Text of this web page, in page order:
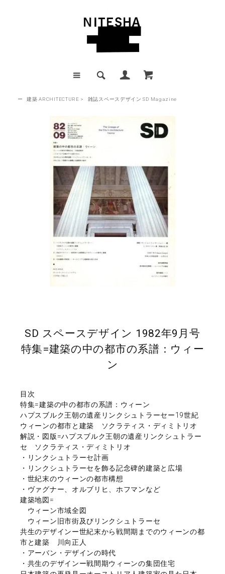
ー 建築 ARCHITECTURE > 雑誌スペースデザイン SD Magazine
SD スペースデザイン 1982年9月号
特集=建築の中の都市の系譜：ウィー
ン
目次
特集=建築の中の都市の系譜：ウィーン
ハプスブルク王朝の遺産リンクシュトラーセー19世紀
ウィーンの都市と建築 ソクラティス・ディミトリオ
解説・図版=ハプスブルク王朝の遺産リンクシュトラー
セ ソクラティス・ディミトリオ
・リンクシュトラーセ計画
・リンクシュトラーセを飾る記念碑的建築と広場
・世紀末のウィーンの都市構想
・ヴァグナー、オルブリヒ、ホフマンなど
建築地図=
ウィーン市域全図
ウィーン旧市街及びリンクシュトラーセ
共生のデザインー世紀末から戦間期までのウィーンの都
市と建築 川向正人
・アーバン・デザインの時代
・共生のデザインー戦間期ウィーンの集団住宅